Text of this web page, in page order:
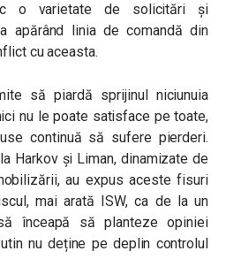
o varietate de solicitări și
apărând linia de comandă din
cu aceasta.
să piardă sprijinul niciunuia
nu le poate satisface pe toate,
continuă să sufere pierderi.
Harkov și Liman, dinamizate de
au expus aceste fisuri
mai arată ISW, ca de la un
înceapă să planteze opiniei
nu deține pe deplin controlul